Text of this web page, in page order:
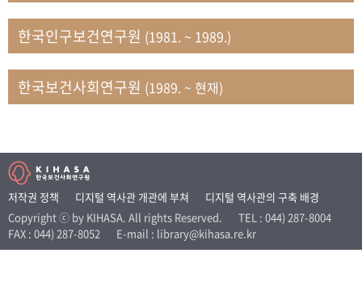
VR 역사관
문현상
가족복지연구실 인구가족연구팀
박인화
보건정책연구실
박재빈
연구부 인구역학담당실
변종화
보건정책연구실 건강증진팀
송건용
보건정책연구실
송태민
정보통계연구실 빅데이터연구센터
신희설
사업개발부 국제협력연구실
이규식
의료보험연구실
이문기
훈련부
한국인구보건연구원 (1981. ~ 1989.)
한국보건사회연구원 (1989. ~ 현재)
저작권 정책 디지털 역사관 개관에 부쳐
디지털 역사관의 구축 배경
Copyright ⓒ by KIHASA. All rights Reserved.
TEL : 044) 287-8004
FAX : 044) 287-8052
E-mail : library@kihasa.re.kr